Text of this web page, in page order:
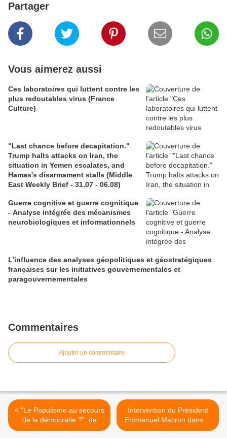
Partager
Vous aimerez aussi
Ces laboratoires qui luttent contre les
plus redoutables virus (France
Culture)
"Last chance before decapitation."
Trump halts attacks on Iran, the
situation in Yemen escalates, and
Hamas's disarmament stalls (Middle
East Weekly Brief - 31.07 - 06.08)
Guerre cognitive et guerre cognitique
- Analyse intégrée des mécanismes
neurobiologiques et informationnels
L’influence des analyses géopolitiques et géostratégiques
françaises sur les initiatives gouvernementales et
paragouvernementales
Commentaires
Ajouter un commentaire
< "Le Populisme au secours
de la démocratie ?", de
Chloé Morin (Gallimard)
Intervention du Président
Emmanuel Macron dans le
cadre de l'édition spéciale